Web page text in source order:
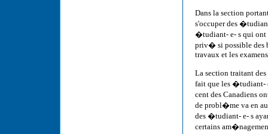
Dans la section
s'occuper des
�tudiant- e- s qui ont
priv� si possible des
travaux et les
La section traitant
fait que les �tudiant-
cent des Canadiens
de probl�me va en
des �tudiant- e- s
certains